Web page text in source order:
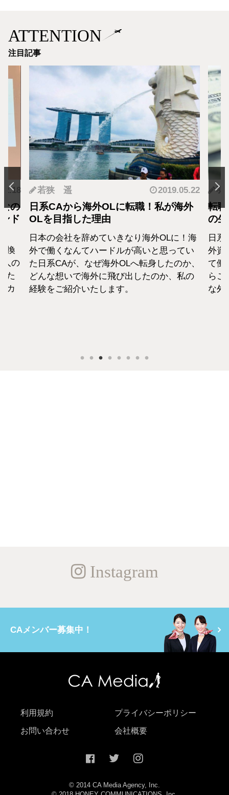
ATTENTION
注目記事
の
ド
換
人の
た
カ
若狭 遥 2019.05.22
日系CAから海外OLに転職！私が海外
OLを目指した理由
日本の会社を辞めていきなり海外OLに！海
外で働くなんてハードルが高いと思ってい
た日系CAが、なぜ海外OLへ転身したのか、
どんな想いで海外に飛び出したのか、私の
経験をご紹介いたします。
羽
転
の
日
外資
て働
らこ
な外
Instagram
CAメンバー募集中！
利用規約 プライバシーポリシー
お問い合わせ 会社概要
© 2014 CA Media Agency, Inc.